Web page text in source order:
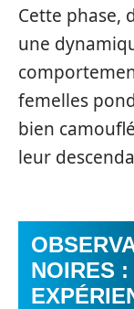
Cette phase,
une
femelles
bien
leur
NOIRES